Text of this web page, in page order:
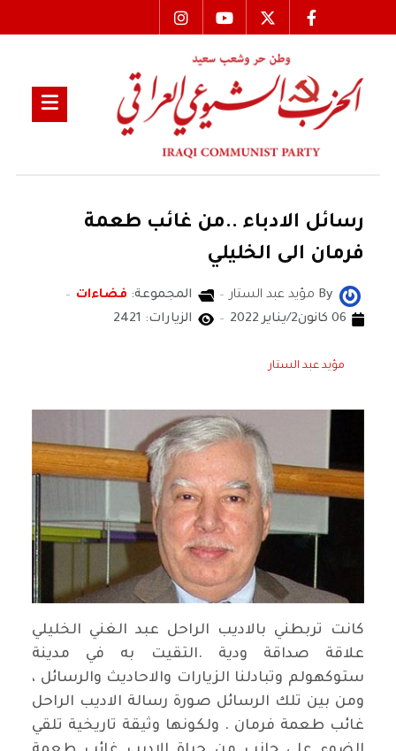
رسائل الادباء ..من غائب طعمة
فرمان الى الخليلي
By مؤيد عبد الستار المجموعة: فضاءات
06 كانون2/يناير 2022
الزيارات: 2421
مؤيد عبد الستار
كانت تربطني بالاديب الراحل عبد الغني الخليلي
علاقة صداقة ودية .التقيت به في مدينة
ستوكهولم وتبادلنا الزيارات والاحاديث والرسائل ،
ومن بين تلك الرسائل صورة رسالة الاديب الراحل
غائب طعمة فرمان . ولكونها وثيقة تاريخية تلقي